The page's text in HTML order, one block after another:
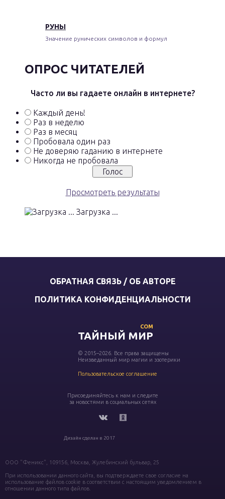
РУНЫ
Значение рунических символов и формул
ОПРОС ЧИТАТЕЛЕЙ
Часто ли вы гадаете онлайн в интернете?
Каждый день!
Раз в неделю
Раз в месяц
Пробовала один раз
Не доверяю гаданию в интернете
Никогда не пробовала
Просмотреть результаты
Загрузка ...
ОБРАТНАЯ СВЯЗЬ / ОБ АВТОРЕ
ПОЛИТИКА КОНФИДЕНЦИАЛЬНОСТИ
ТАЙНЫЙ МИР
COM
© 2015–2026. Все права защищены
Неизведанный мир магии и эзотерики
Пользовательское соглашение
Присоединяйтесь к нам и следите
за новостями в социальных сетях
Дизайн сделан в 2017
ООО "Феникс", 109156, Москва, Жулебинский бульвар, 25
При использовании данного сайта, вы подтверждаете свое согласие на
использование файлов cookie в соответствии с настоящим уведомлением в
отношении данного типа файлов.